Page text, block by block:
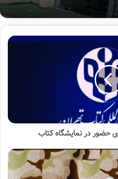
حضور در نمایشگاه کتاب